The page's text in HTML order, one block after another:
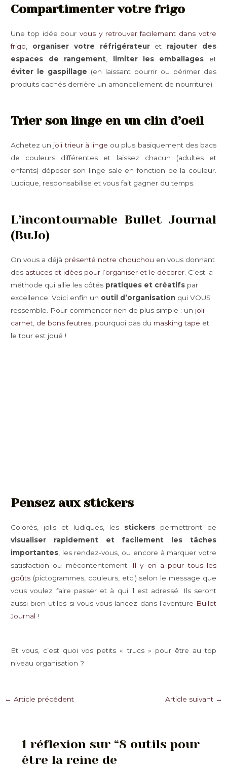
Compartimenter votre frigo
Une top idée pourvous y retrouver facilement dans votre
frigo, organiser votre réfrigérateuret rajouter des
espaces de rangement, limiter les emballages et
éviter le gaspillage (en laissant pourrir ou périmer des
produits cachés derrière un amoncellement de nourriture).
Trier son linge en un clin d’oeil
Achetez un joli trieur à linge ou plus basiquement des bacs
de couleurs différentes et laissez chacun (adultes et
enfants) déposer son linge sale en fonction de la couleur.
Ludique, responsabilise et vous fait gagner du temps.
L’incontournable Bullet Journal
(BuJo)
On vous a déjà présenté notre chouchou en vous donnant
des astuces et idées pour l’organiser et le décorer . C’est la
méthode qui allie les côtés pratiques et créatifs par
excellence. Voici enfin un outil d’organisation qui VOUS
ressemble. Pour commencer rien de plus simple : un joli
carnet de bons feutres , pourquoi pas du masking tape et
le tour est joué !
Pensez aux stickers
Colorés, jolis et ludiques, les stickerspermettront de
visualiser rapidement et facilement les tâches
importantes , les rendez-vous, ou encore à marquer votre
satisfaction ou mécontentement.
Il y en a pour tous les
goûts (pictogrammes, couleurs, etc.) selon le message que
vous voulez faire passer et à qui il est adressé. Ils seront
aussi bien utiles si vous vous lancez dans l’aventure Bullet
Journal !
Et vous, c’est quoi vos petits « trucs » pour être au top
niveau organisation ?
Navigation
← Article précédent Article suivant →
1 réflexion sur “8 outils pour
être la reine de